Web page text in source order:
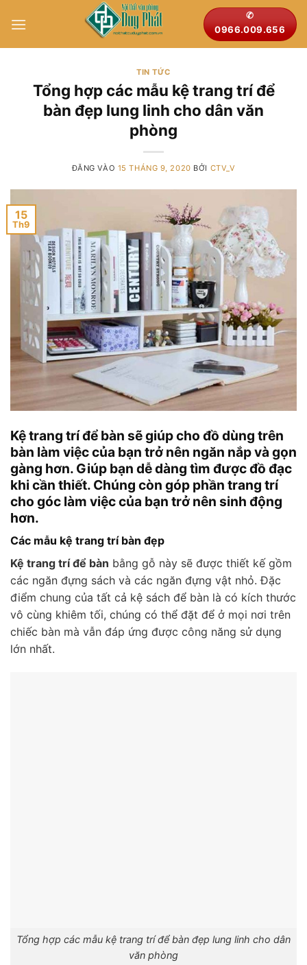
qua
✆
0966.009.656
TIN TỨC
Tổng hợp các mẫu kệ trang trí để
bàn đẹp lung linh cho dân văn
phòng
ĐĂNG VÀO 15 THÁNG 9, 2020 BỞI CTV_V
15
Th9
Kệ trang trí để bàn sẽ giúp cho đồ dùng trên
bàn làm việc của bạn trở nên ngăn nắp và gọn
gàng hơn. Giúp bạn dễ dàng tìm được đồ đạc
khi cần thiết. Chúng còn góp phần trang trí
cho góc làm việc của bạn trở nên sinh động
hơn.
Các mẫu kệ trang trí bàn đẹp
Kệ trang trí để bàn bằng gỗ này sẽ được thiết kế gồm
các ngăn đựng sách và các ngăn đựng vật nhỏ. Đặc
điểm chung của tất cả kệ sách để bàn là có kích thước
vô cùng khiêm tối, chúng có thể đặt để ở mọi nơi trên
chiếc bàn mà vẫn đáp ứng được công năng sử dụng
lớn nhất.
Tổng hợp các mẫu kệ trang trí để bàn đẹp lung linh cho dân
văn phòng